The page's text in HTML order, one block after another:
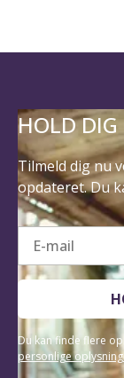
HOLD DIG
Tilmeld dig nu
opdateret. Du
E-mail
Du kan finde flere
personlige